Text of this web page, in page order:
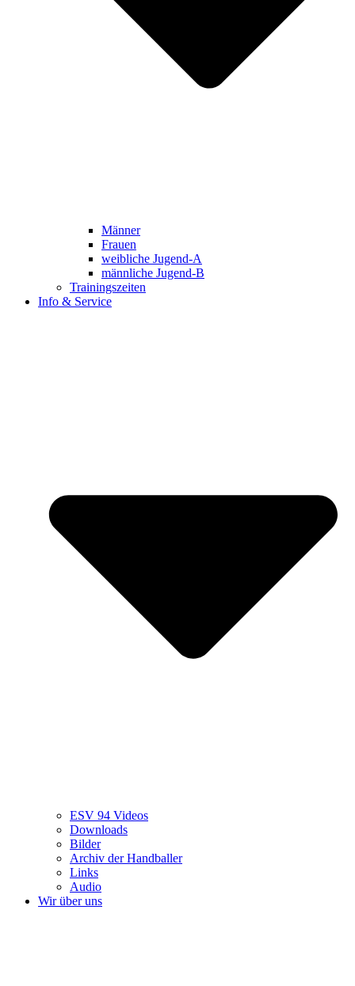
Männer
Frauen
weibliche Jugend-A
männliche Jugend-B
Trainingszeiten
Info & Service
ESV 94 Videos
Downloads
Bilder
Archiv der Handballer
Links
Audio
Wir über uns